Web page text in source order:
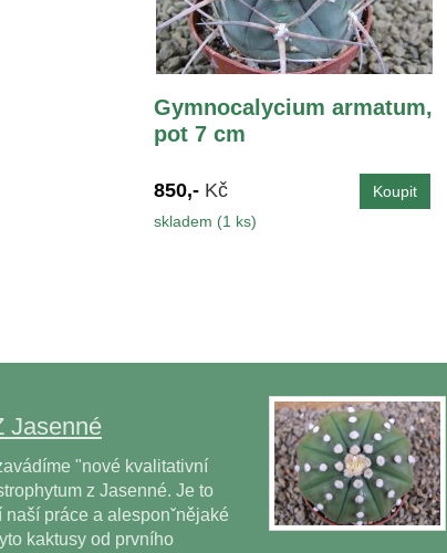
Gymnocalycium armatum,
pot 7 cm
850,- Kč
skladem (1 ks)
Jasenné
"nové kvalitativní
z Jasenné. Je to
práce a alesponˇnějaké
kaktusy od prvního